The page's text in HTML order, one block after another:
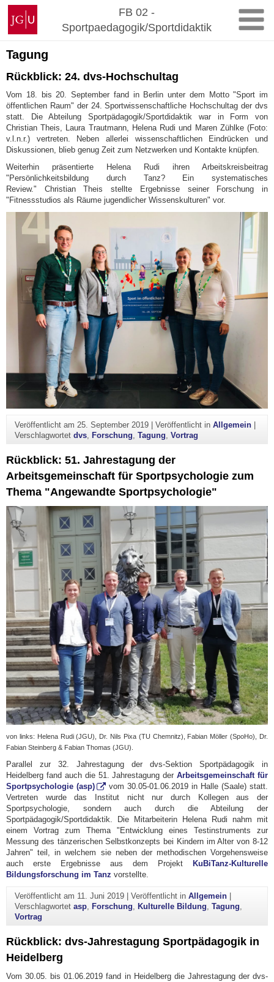
Zum
Inhalt
springen
Johannes
Gutenberg-
Universität
Mainz
FB 02 -
Sportpaedagogik/Sportdidaktik
Tagung
Rückblick: 24. dvs-Hochschultag
Vom 18. bis 20. September fand in Berlin unter dem Motto "Sport im
öffentlichen Raum" der 24. Sportwissenschaftliche Hochschultag der dvs
statt. Die Abteilung Sportpädagogik/Sportdidaktik war in Form von
Christian Theis, Laura Trautmann, Helena Rudi und Maren Zühlke (Foto:
v.l.n.r.) vertreten. Neben allerlei wissenschaftlichen Eindrücken und
Diskussionen, blieb genug Zeit zum Netzwerken und Kontakte knüpfen.
Weiterhin präsentierte Helena Rudi ihren Arbeitskreisbeitrag
"Persönlichkeitsbildung durch Tanz? Ein systematisches
Review." Christian Theis stellte Ergebnisse seiner Forschung in
"Fitnessstudios als Räume jugendlicher Wissenskulturen" vor.
Veröffentlicht am 25. September 2019| Veröffentlicht in Allgemein|
Verschlagwortet dvs, Forschung Tagung Vortrag
Rückblick: 51. Jahrestagung der
Arbeitsgemeinschaft für Sportpsychologie zum
Thema "Angewandte Sportpsychologie"
von links: Helena Rudi (JGU), Dr. Nils Pixa (TU Chemnitz), Fabian Möller (SpoHo), Dr.
Fabian Steinberg & Fabian Thomas (JGU).
Parallel zur 32. Jahrestagung der dvs-Sektion Sportpädagogik in
Heidelberg fand auch die 51. Jahrestagung derArbeitsgemeinschaft für
Sportpsychologie (asp)
vom 30.05-01.06.2019 in Halle (Saale) statt.
Vertreten wurde das Institut nicht nur durch Kollegen aus der
Sportpsychologie, sondern auch durch die Abteilung der
Sportpädagogik/Sportdidaktik. Die Mitarbeiterin Helena Rudi nahm mit
einem Vortrag zum Thema "Entwicklung eines Testinstruments zur
Messung des tänzerischen Selbstkonzepts bei Kindern im Alter von 8-12
Jahren" teil, in welchem sie neben der methodischen Vorgehensweise
auch erste Ergebnisse aus dem Projekt KuBiTanz-Kulturelle
Bildungsforschung im Tanz vorstellte.
Veröffentlicht am 11. Juni 2019| Veröffentlicht in Allgemein|
Verschlagwortet asp, Forschung Kulturelle Bildung Tagung
Vortrag
Rückblick: dvs-Jahrestagung Sportpädagogik in
Heidelberg
Vom 30.05. bis 01.06.2019 fand in Heidelberg die Jahrestagung der dvs-